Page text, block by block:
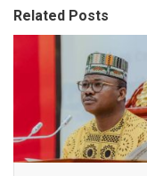
Related Posts